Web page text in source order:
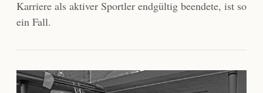
Karriere als aktiver Sportler endgültig beendete, ist so
ein Fall.